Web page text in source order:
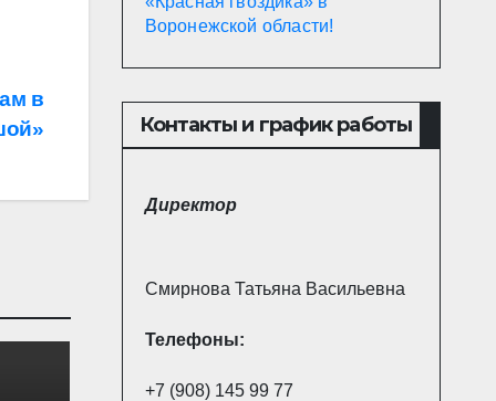
в
Воронежской области!
Контакты и график работы
Директор
Смирнова Татьяна Васильевна
Телефоны:
+7 (908) 145 99 77